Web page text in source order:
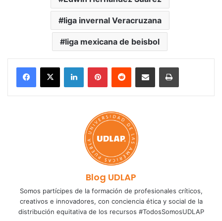
liga invernal Veracruzana
liga mexicana de beisbol
LinkedInPinterestReddit Share via Email Print
Blog UDLAP
Somos partícipes de la formación de profesionales críticos,
creativos e innovadores, con conciencia ética y social de la
distribución equitativa de los recursos #TodosSomosUDLAP